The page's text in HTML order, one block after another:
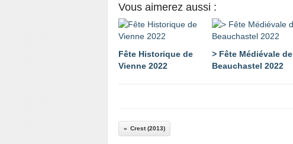
Vous aimerez aussi :
Fête Historique de
Vienne 2022
> Fête Médiévale de
Beauchastel 2022
Crest (2013)